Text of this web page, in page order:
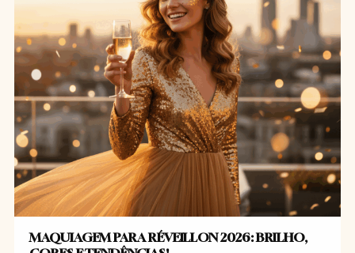
MAQUIAGEM PARA RÉVEILLON 2026: BRILHO,